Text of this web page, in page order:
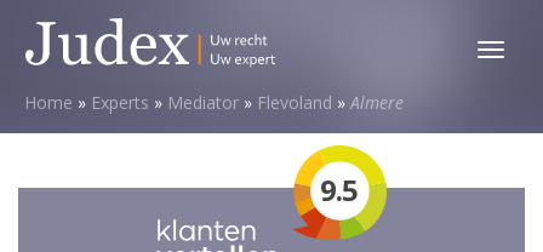
Toggle
Home » Experts » Mediator » Flevoland »Almere
9.5